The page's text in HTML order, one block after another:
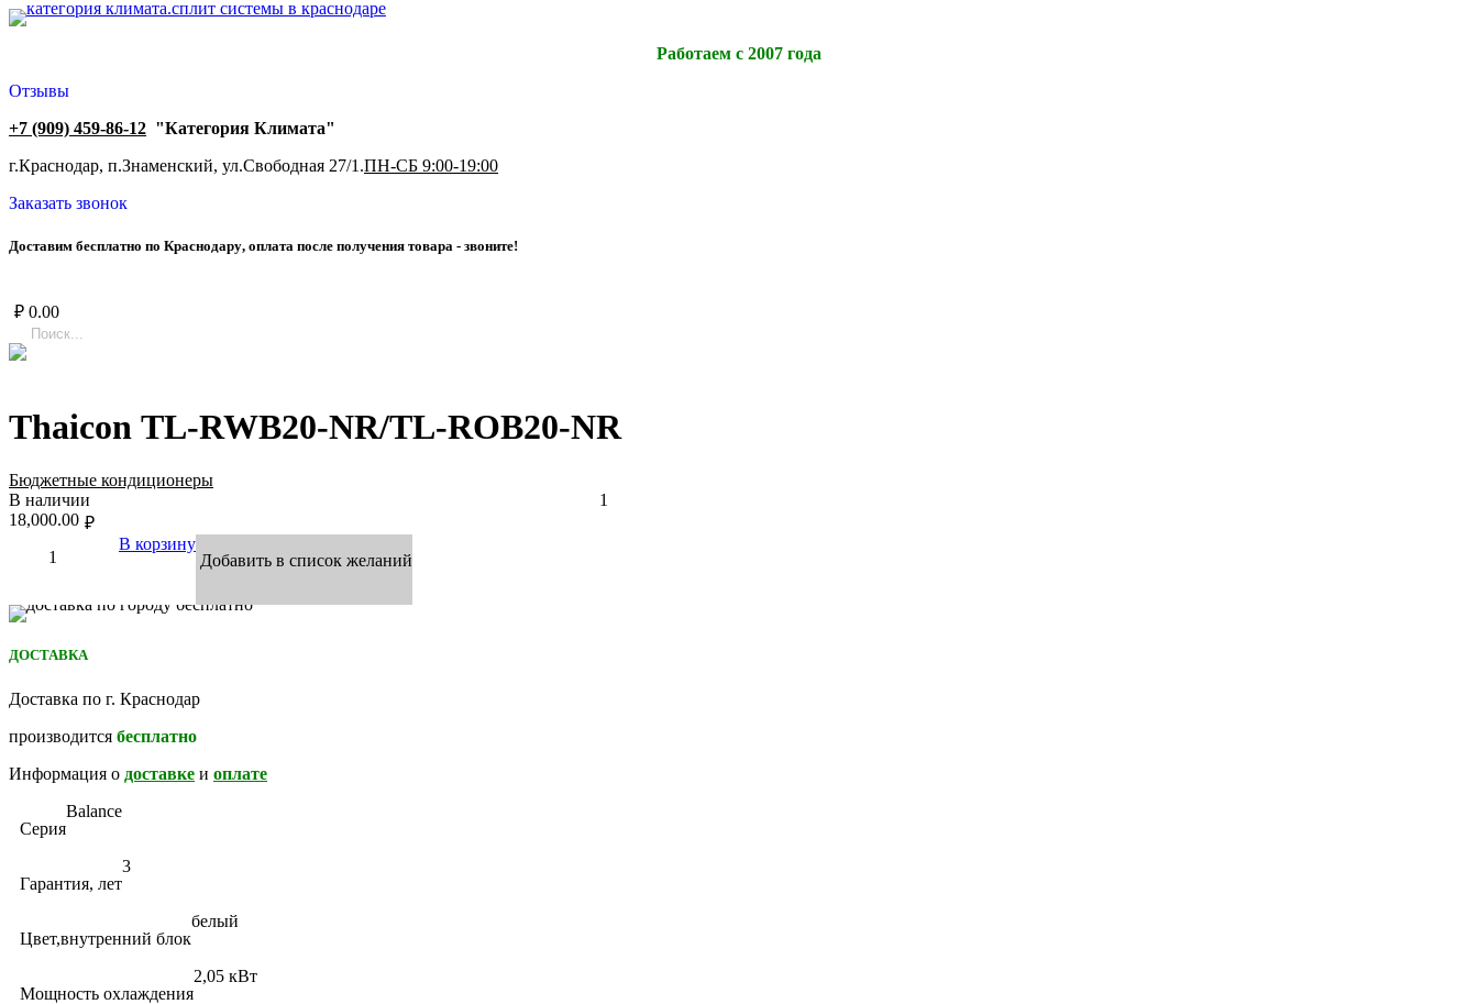
Работаем с 2007 года
Отзывы
+7 (909) 459-86-12 "Категория Климата"
г.Краснодар, п.Знаменский, ул.Свободная 27/1.ПН-СБ 9:00-19:00
Заказать звонок
Доставим бесплатно по Краснодару, оплата после получения товара - звоните!
₽ 0.00
Thaicon TL-RWB20-NR/TL-ROB20-NR
Бюджетные кондиционеры
В наличии
1
₽
18,000.00
В корзину
Добавить в список желаний
ДОСТАВКА
Доставка по г. Краснодар
производится бесплатно
Информация о доставке и оплате
Серия
Balance
Гарантия, лет
3
Цвет,внутренний блок
белый
Мощность охлаждения
2,05 кВт